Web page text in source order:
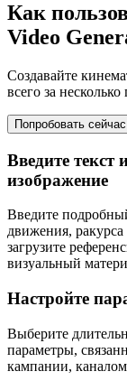
Как
Video
Создавайте
всего за
Попробовать сейчас
Введите текст
изображение
Введите
движения,
загрузите
визуальный
Настройте
Выберите
параметры,
кампании,